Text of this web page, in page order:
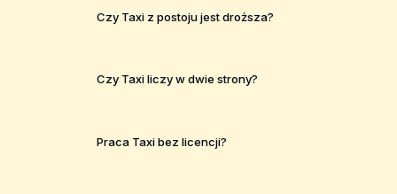
Czy Taxi z postoju jest droższa?
Czy Taxi liczy w dwie strony?
Praca Taxi bez licencji?